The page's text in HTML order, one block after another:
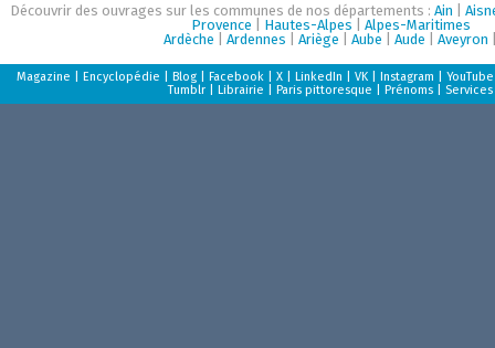
Découvrir des ouvrages sur les communes de nos départements :Ain |
Provence
Hautes-Alpes
Alpes-Maritimes
Ardèche |Ardennes |Ariège |Aube |Aude |Aveyron
Magazine |Encyclopédie |Blog |Facebook |X |LinkedIn |VK |Instagram |YouTube
Tumblr |Librairie |Paris pittoresque |Prénoms Services